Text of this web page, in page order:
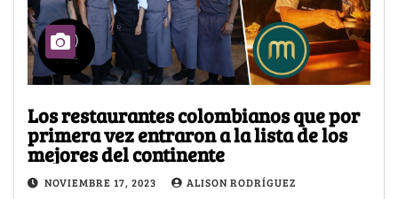
Los restaurantes colombianos que por
primera vez entraron a la lista de los
mejores del continente
NOVIEMBRE 17, 2023 ALISON RODRÍGUEZ